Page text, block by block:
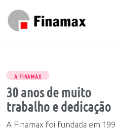
Pular
A FINAMAX
30 anos de muito
trabalho e dedicação
A Finamax foi fundada em